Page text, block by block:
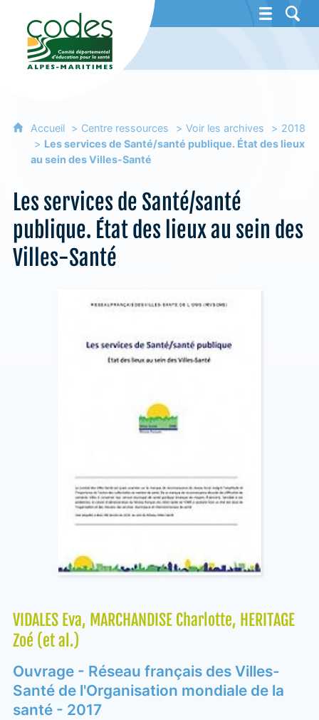
CoDES 06 - Comité départemental
Accueil Centre ressources Voir les archives
2018
Les services de Santé/santé publique. État des lieux
au sein des Villes-Santé
Les services de Santé/santé
publique. État des lieux au sein des
Villes-Santé
VIDALES Eva, MARCHANDISE Charlotte, HERITAGE
Zoé (et al.)
Ouvrage - Réseau français des Villes-
Santé de l'Organisation mondiale de la
santé - 2017